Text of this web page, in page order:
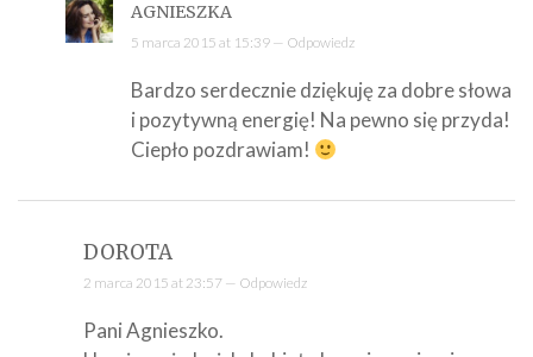
AGNIESZKA
5 marca 2015 at 15:39 — Odpowiedz
Bardzo serdecznie dziękuję za dobre słowa
i pozytywną energię! Na pewno się przyda!
Ciepło pozdrawiam!
DOROTA
2 marca 2015 at 23:57 — Odpowiedz
Pani Agnieszko.